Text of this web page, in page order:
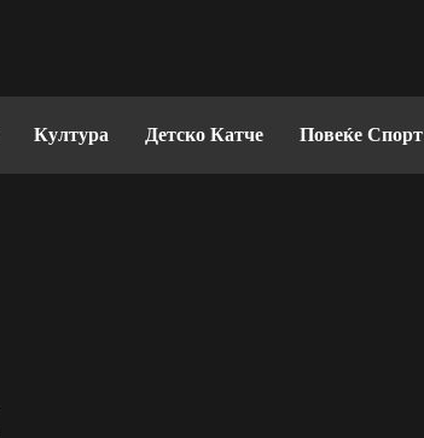
Култура Детско Катче Повеќе Спорт